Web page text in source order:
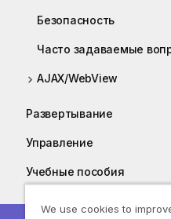
Безопасность
Часто задаваемые
AJAX/WebView
Развертывание
Управление
Учебные пособия
We use cookies to